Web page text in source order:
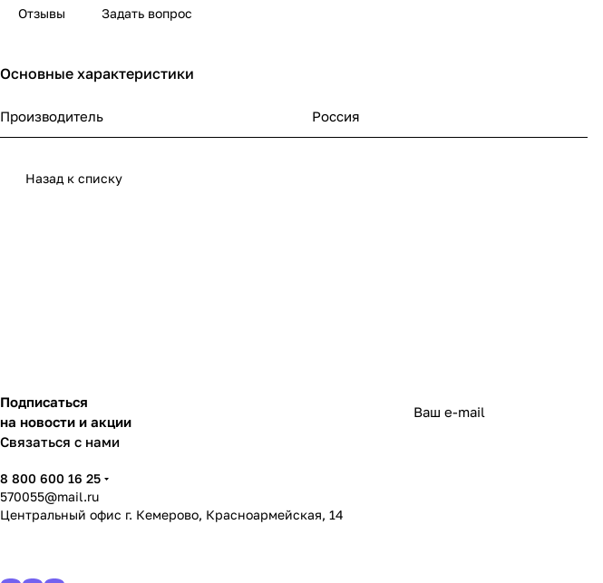
Отзывы Задать вопрос
Основные характеристики
Производитель Россия
Назад к списку
Подписаться
на новости и акции
Связаться с нами
8 800 600 16 25
570055@mail.ru
Центральный офис г. Кемерово, Красноармейская, 14